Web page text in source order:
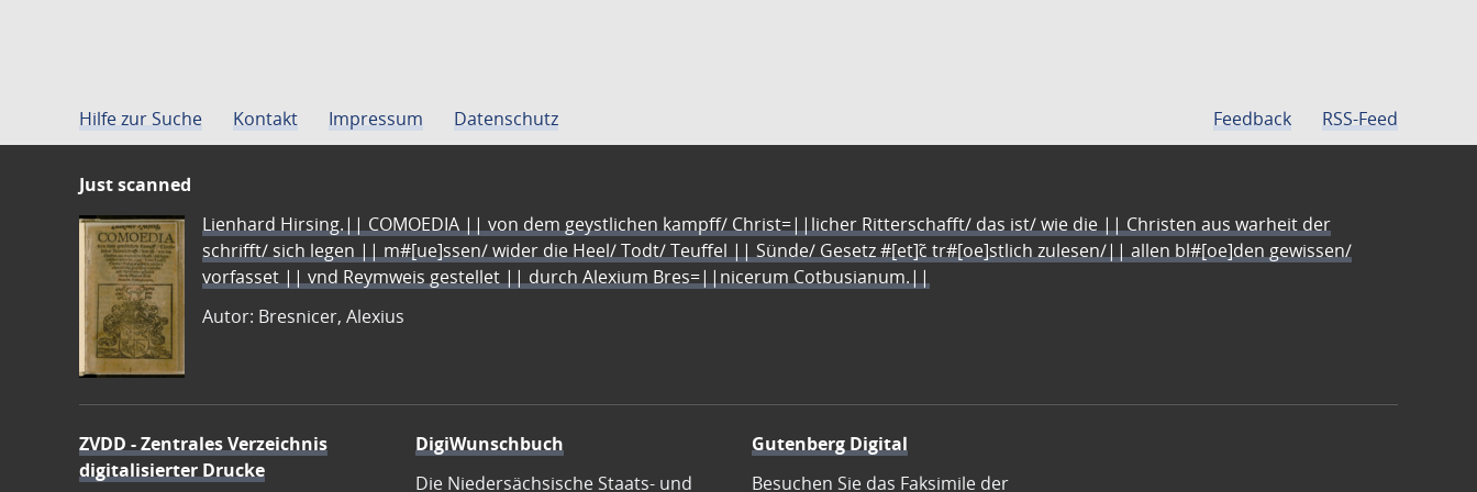
Hilfe zur Suche Kontakt Impressum Datenschutz Feedback RSS-Feed
Just scanned
Lienhard Hirsing.|| COMOEDIA || von dem geystlichen kampff/ Christ=||licher Ritterschafft/ das ist/ wie die || Christen aus warheit der
schrifft/ sich legen || m#[ue]ssen/ wider die Heel/ Todt/ Teuffel || Sünde/ Gesetz #[et]c̃ tr#[oe]stlich zulesen/|| allen bl#[oe]den gewissen/
vorfasset || vnd Reymweis gestellet || durch Alexium Bres=||nicerum Cotbusianum.||
Autor: Bresnicer, Alexius
ZVDD - Zentrales Verzeichnis
digitalisierter Drucke
DigiWunschbuch
Die Niedersächsische Staats- und
Gutenberg Digital
Besuchen Sie das Faksimile der